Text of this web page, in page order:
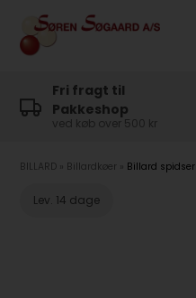
Fri fragt til
Pakkeshop
ved køb over 500 kr
BILLARD Billardkøer Billard spidser
Lev. 14 dage